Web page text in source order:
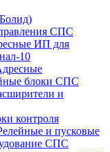
СПС
ИП для
10
блоки СПС
и
контроля
и пусковые
СПС